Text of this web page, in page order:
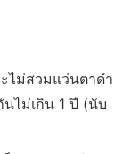
ไม่สวมแว่นตาดำ
นไม่เกิน 1 ปี (นับ